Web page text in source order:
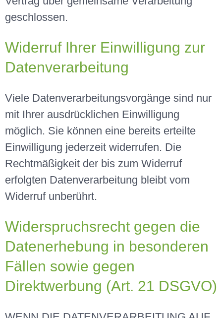
geschlossen.
Widerruf Ihrer Einwilligung zur
Datenverarbeitung
Viele Datenverarbeitungsvorgänge sind nur
mit Ihrer ausdrücklichen Einwilligung
möglich. Sie können eine bereits erteilte
Einwilligung jederzeit widerrufen. Die
Rechtmäßigkeit der bis zum Widerruf
erfolgten Datenverarbeitung bleibt vom
Widerruf unberührt.
Widerspruchsrecht gegen die
Datenerhebung in besonderen
Fällen sowie gegen
Direktwerbung (Art. 21 DSGVO)